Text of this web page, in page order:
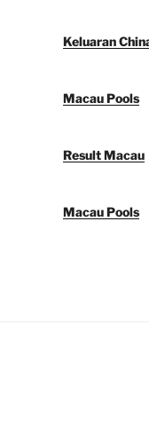
Keluaran
Macau Pools
Result Macau
Macau Pools